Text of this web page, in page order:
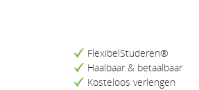
FlexibelStuderen®
Haalbaar & betaalbaar
Kosteloos verlengen